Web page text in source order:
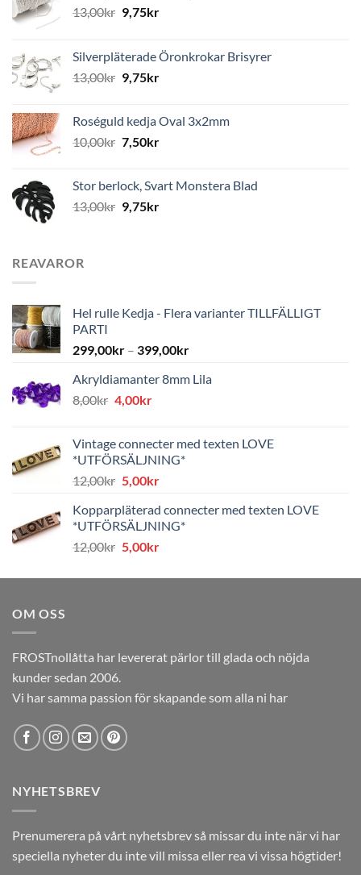
13,00kr 9,75kr
Silverpläterade Öronkrokar Brisyrer
13,00kr 9,75kr
Roséguld kedja Oval 3x2mm
10,00kr 7,50kr
Stor berlock, Svart Monstera Blad
13,00kr 9,75kr
REAVAROR
Hel rulle Kedja - Flera varianter TILLFÄLLIGT
PARTI
299,00kr – 399,00kr
Akryldiamanter 8mm Lila
8,00kr Det
var:
8,00kr.
4,00krDet
är:
4,00kr.
Vintage connecter med texten LOVE
*UTFÖRSÄLJNING*
12,00kr Det
priset
var:
12,00kr.
5,00krDet
priset
är:
5,00kr.
Kopparpläterad connecter med texten LOVE
*UTFÖRSÄLJNING*
12,00kr Det
priset
5,00krDet
priset
OM OSS
FROSTnollåtta har levererat pärlor till glada och nöjda
kunder sedan 2006.
Vi har samma passion för skapande som alla ni har
NYHETSBREV
Prenumerera på vårt nyhetsbrev så missar du inte när vi har
speciella nyheter du inte vill missa eller rea vi vissa högtider!